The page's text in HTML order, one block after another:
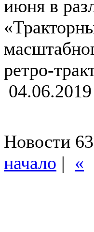
июня в
ретро-
04.06.2019
Новости
начало | «